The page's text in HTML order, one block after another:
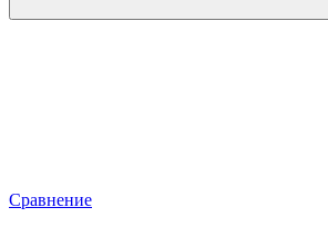
Сравнение